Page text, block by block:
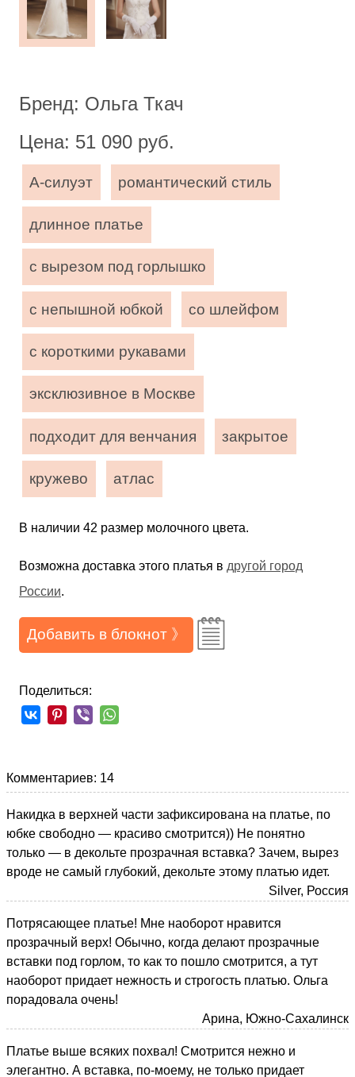
Бренд: Ольга Ткач
Цена: 51 090 руб.
А-силуэт романтический стиль
длинное платье
с вырезом под горлышко
с непышной юбкой со шлейфом
с короткими рукавами
эксклюзивное в Москве
подходит для венчания закрытое
кружево атлас
В наличии 42 размер молочного цвета.
Возможна доставка этого платья в другой город
России.
Добавить в блокнот 》
Поделиться:
Комментариев: 14
Накидка в верхней части зафиксирована на платье, по
юбке свободно — красиво смотрится)) Не понятно
только — в декольте прозрачная вставка? Зачем, вырез
вроде не самый глубокий, декольте этому платью идет.
Silver, Россия
Потрясающее платье! Мне наоборот нравится
прозрачный верх! Обычно, когда делают прозрачные
вставки под горлом, то как то пошло смотрится, а тут
наоборот придает нежность и строгость платью. Ольга
порадовала очень!
Арина, Южно-Сахалинск
Платье выше всяких похвал! Смотрится нежно и
элегантно. А вставка, по-моему, не только придает